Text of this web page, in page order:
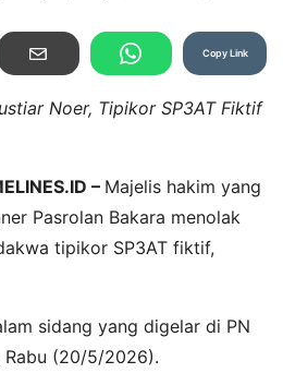
Copy Link
Noer, Tipikor SP3AT Fiktif
– Majelis hakim yang
Pasrolan Bakara menolak
tipikor SP3AT fiktif,
sidang yang digelar di PN
Rabu (20/5/2026).